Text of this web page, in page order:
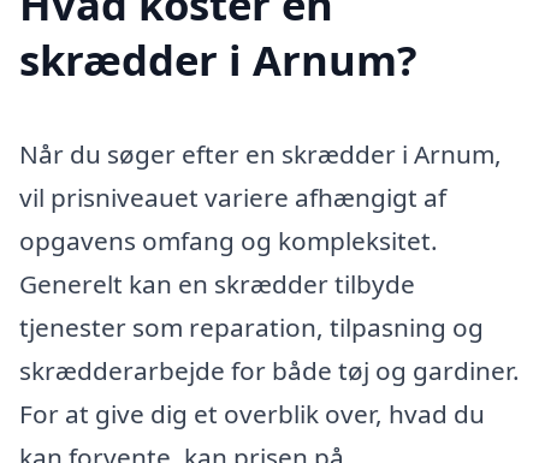
skrædder i Arnum?
Når du søger efter en skrædder i Arnum,
vil prisniveauet variere afhængigt af
opgavens omfang og kompleksitet.
Generelt kan en skrædder tilbyde
tjenester som reparation, tilpasning og
skrædderarbejde for både tøj og gardiner.
For at give dig et overblik over, hvad du